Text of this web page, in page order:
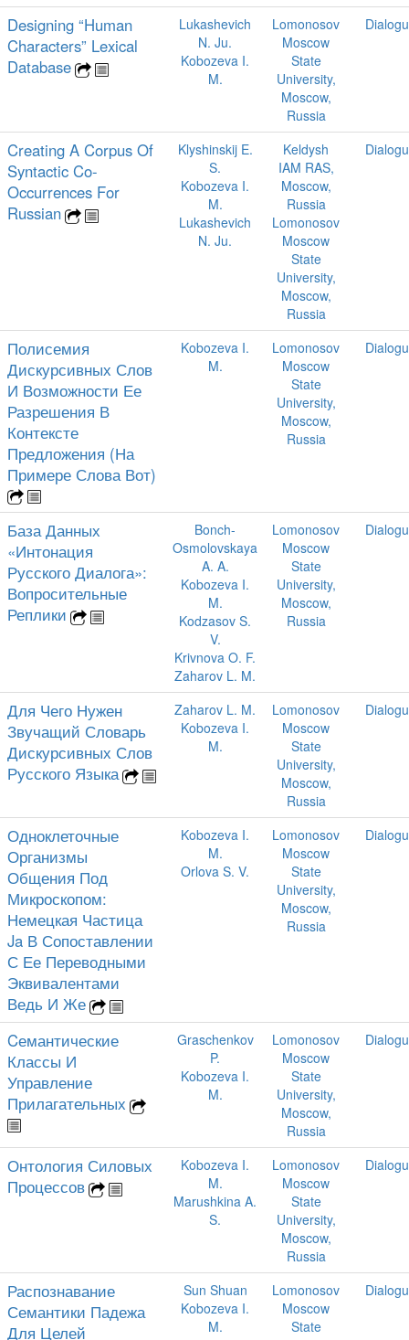
Designing “Human
Characters” Lexical
Database
Lukashevich
N. Ju.
Kobozeva I.
M.
Lomonosov
Moscow
State
University,
Moscow,
Russia
Creating A Corpus Of
Syntactic Co-
Occurrences For
Russian
Klyshinskij E.
S.
Kobozeva I.
M.
Lukashevich
N. Ju.
Keldysh
IAM RAS,
Moscow,
Russia
Lomonosov
Moscow
State
University,
Moscow,
Russia
Полисемия
Дискурсивных Слов
И Возможности Ее
Разрешения В
Контексте
Предложения (На
Примере Слова Вот)
Kobozeva I.
M.
Lomonosov
Moscow
State
University,
Moscow,
Russia
База Данных
«Интонация
Русского Диалога»:
Вопросительные
Реплики
Bonch-
Osmolovskaya
A. A.
Kobozeva I.
M.
Kodzasov S.
V.
Krivnova O. F.
Zaharov L. M.
Lomonosov
Moscow
State
University,
Moscow,
Russia
Для Чего Нужен
Звучащий Словарь
Дискурсивных Слов
Русского Языка
Zaharov L. M.
Kobozeva I.
M.
Lomonosov
Moscow
State
University,
Moscow,
Russia
Одноклеточные
Организмы
Общения Под
Микроскопом:
Немецкая Частица
Ja В Сопоставлении
С Ее Переводными
Эквивалентами
Ведь И Же
Kobozeva I.
M.
Orlova S. V.
Lomonosov
Moscow
State
University,
Moscow,
Russia
Cемантические
Классы И
Управление
Прилагательных
Graschenkov
P.
Kobozeva I.
M.
Lomonosov
Moscow
State
University,
Moscow,
Russia
Онтология Силовых
Процессов
Kobozeva I.
M.
Marushkina A.
S.
Lomonosov
Moscow
State
University,
Moscow,
Russia
Распознавание
Семантики Падежа
Для Целей
Sun Shuan
Kobozeva I.
M.
Lomonosov
Moscow
State